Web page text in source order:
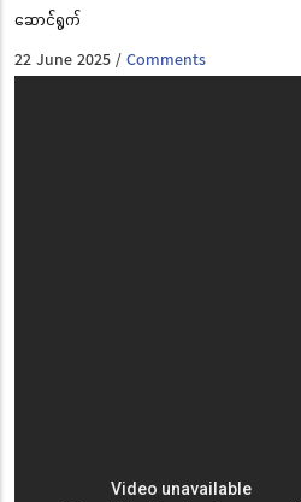
ဆောင်ရွက်
22 June 2025/Comments